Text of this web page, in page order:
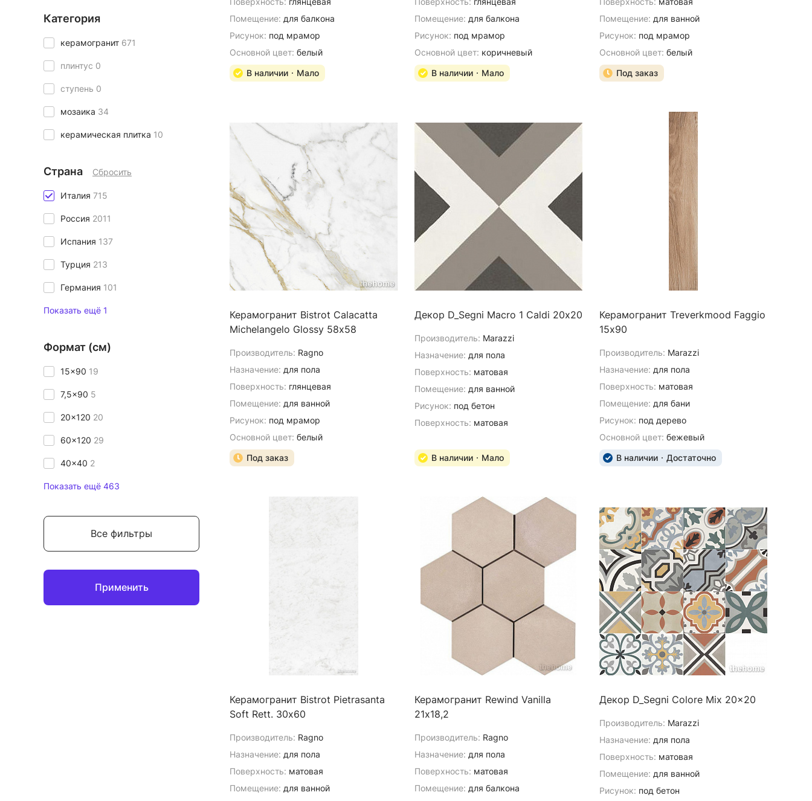
Категория
керамогранит 671
плинтус 0
ступень 0
мозаика 34
керамическая плитка 10
Страна Сбросить
Италия 715
Россия 2011
Испания 137
Турция 213
Германия 101
Показать ещё 1
Формат (см)
15x90 19
7,5x90 5
20x120 20
60x120 29
40x40 2
Показать ещё 463
Все фильтры
Применить
Помещение: для балкона
Рисунок: под мрамор
Основной цвет: белый
В наличии
Мало
Помещение: для балкона
Рисунок: под мрамор
Основной цвет: коричневый
В наличии
Мало
Помещение: для ванной
Рисунок: под мрамор
Основной цвет: белый
Под заказ
Керамогранит Bistrot Calacatta
Michelangelo Glossy 58х58
Производитель: Ragno
Назначение: для пола
Поверхность: глянцевая
Помещение: для ванной
Рисунок: под мрамор
Основной цвет: белый
Под заказ
Декор D_Segni Macro 1 Caldi 20х20
Производитель: Marazzi
Назначение: для пола
Поверхность: матовая
Помещение: для ванной
Рисунок: под бетон
Поверхность: матовая
В наличии Мало
Керамогранит Treverkmood Faggio
15х90
Производитель: Marazzi
Назначение: для пола
Поверхность: матовая
Помещение: для бани
Рисунок: под дерево
Основной цвет: бежевый
В наличии
Достаточно
Керамогранит Bistrot Pietrasanta
Soft Rett. 30х60
Производитель: Ragno
Назначение: для пола
Поверхность: матовая
Помещение: для ванной
Керамогранит Rewind Vanilla
21х18,2
Производитель: Ragno
Назначение: для пола
Поверхность: матовая
Помещение: для балкона
Декор D_Segni Colore Mix 20x20
Производитель: Marazzi
Назначение: для пола
Поверхность: матовая
Помещение: для ванной
Рисунок: под бетон